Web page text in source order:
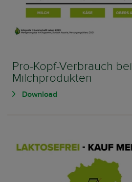
Pro-Kopf-Verbrauch bei
Milchprodukten
Download